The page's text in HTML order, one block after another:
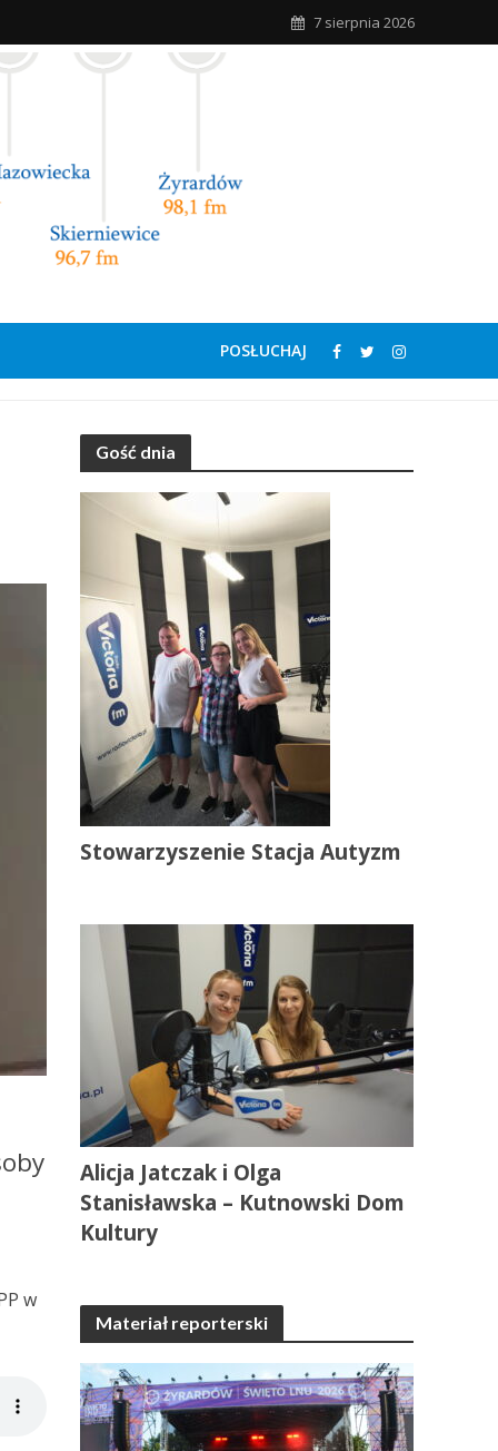
7 sierpnia 2026
POSŁUCHAJ
w
Gość dnia
Stowarzyszenie Stacja Autyzm
Alicja Jatczak i Olga
Stanisławska – Kutnowski Dom
Kultury
Materiał reporterski